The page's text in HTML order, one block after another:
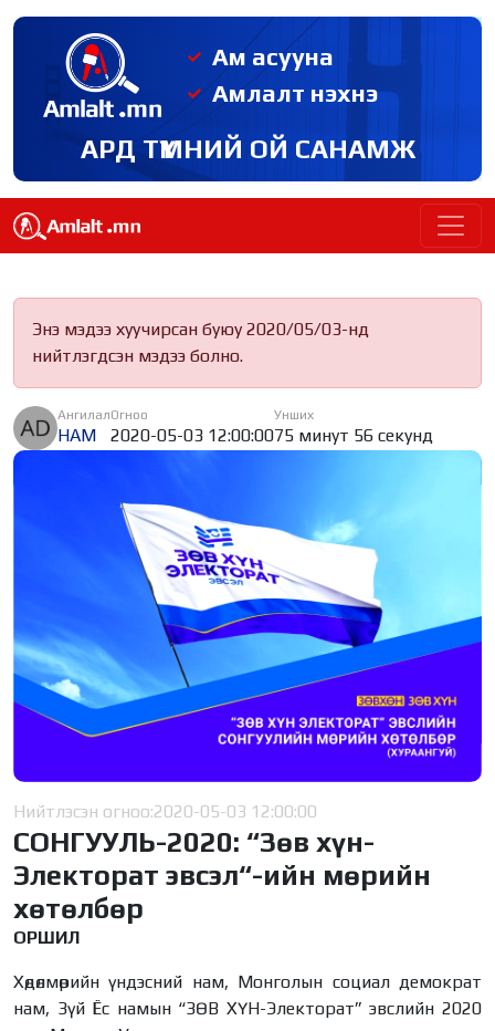
Ам асууна
Амлалт нэхнэ
АРД ТҮМНИЙ ОЙ САНАМЖ
Энэ мэдээ хуучирсан буюу 2020/05/03-нд
нийтлэгдсэн мэдээ болно.
Ангилал
НАМ
Огноо
2020-05-03 12:00:00
Унших
75 минут 56 секунд
Нийтлэсэн огноо:2020-05-03 12:00:00
СОНГУУЛЬ-2020: “Зөв хүн-
Электорат эвсэл“-ийн мөрийн
хөтөлбөр
ОРШИЛ
Хөдөлмөрийн үндэсний нам, Монголын социал демократ
нам, Зүй Ёс намын “ЗӨВ ХҮН-Электорат” эвслийн 2020